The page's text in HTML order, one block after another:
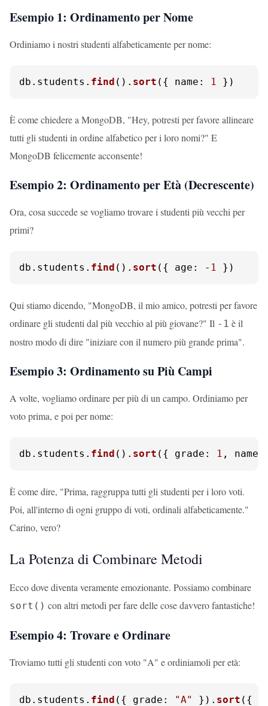
Esempio 1: Ordinamento per Nome
Ordiniamo i nostri studenti alfabeticamente per nome:
db. students . find (). sort ({ name : 1 })
È come chiedere a MongoDB, "Hey, potresti per favore allineare
tutti gli studenti in ordine alfabetico per i loro nomi?" E
MongoDB felicemente acconsente!
Esempio 2: Ordinamento per Età (Decrescente)
Ora, cosa succede se vogliamo trovare i studenti più vecchi per
primi?
db. students . find (). sort ({ age : - 1 })
Qui stiamo dicendo, "MongoDB, il mio amico, potresti per favore
ordinare gli studenti dal più vecchio al più giovane?" Il -1 è il
nostro modo di dire "iniziare con il numero più grande prima".
Esempio 3: Ordinamento su Più Campi
A volte, vogliamo ordinare per più di un campo. Ordiniamo per
voto prima, e poi per nome:
db. students . find (). sort ({ grade : 1 , name
È come dire, "Prima, raggruppa tutti gli studenti per i loro voti.
Poi, all'interno di ogni gruppo di voti, ordinali alfabeticamente."
Carino, vero?
La Potenza di Combinare Metodi
Ecco dove diventa veramente emozionante. Possiamo combinare
sort() con altri metodi per fare delle cose davvero fantastiche!
Esempio 4: Trovare e Ordinare
Troviamo tutti gli studenti con voto "A" e ordiniamoli per età:
db. students . find ({ grade : "A" }). sort ({